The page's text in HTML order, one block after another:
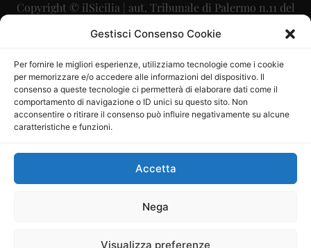
Gestisci Consenso Cookie
Per fornire le migliori esperienze, utilizziamo tecnologie come i cookie
per memorizzare e/o accedere alle informazioni del dispositivo. Il
consenso a queste tecnologie ci permetterà di elaborare dati come il
comportamento di navigazione o ID unici su questo sito. Non
acconsentire o ritirare il consenso può influire negativamente su alcune
caratteristiche e funzioni.
Accetta
Nega
Visualizza preferenze
Copyright © ilSicilia | aut. Tribunale di Palermo n.11 del
29/09/2015
Direttore Editoriale: Maurizio Scaglione
Direttore Responsabile: Maria Calabrese
P.IVA: 06334930820
Mercurio Comunicazione Società Cooperativa a r.l. è
iscritta al Registro degli Operatori di Comunicazione al